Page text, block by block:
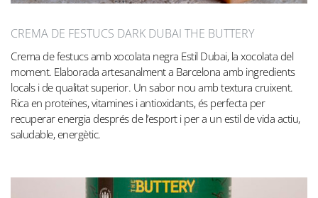
CREMA DE FESTUCS DARK DUBAI THE BUTTERY
Crema de festucs amb xocolata negra Estil Dubai, la xocolata del
moment. Elaborada artesanalment a Barcelona amb ingredients
locals i de qualitat superior. Un sabor nou amb textura cruixent.
Rica en proteïnes, vitamines i antioxidants, és perfecta per
recuperar energia després de l’esport i per a un estil de vida actiu,
saludable, energètic.